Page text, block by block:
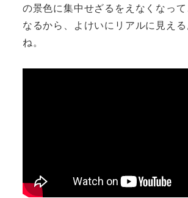
の景色に集中せざるをえなくなって
なるから、よけいにリアルに見え
ね。